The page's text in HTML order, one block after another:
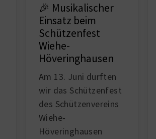
🎉 Musikalischer
Einsatz beim
Schützenfest
Wiehe-
Höveringhausen
Am 13. Juni durften
wir das Schützenfest
des Schützenvereins
Wiehe-
Höveringhausen